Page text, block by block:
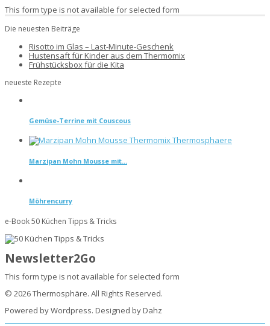
This form type is not available for selected form
Die neuesten Beiträge
Risotto im Glas – Last-Minute-Geschenk
Hustensaft für Kinder aus dem Thermomix
Frühstücksbox für die Kita
neueste Rezepte
Gemüse-Terrine mit Couscous
Marzipan Mohn Mousse mit...
Möhrencurry
e-Book 50 Küchen Tipps & Tricks
Newsletter2Go
This form type is not available for selected form
© 2026 Thermosphäre. All Rights Reserved.
Powered by Wordpress. Designed by Dahz